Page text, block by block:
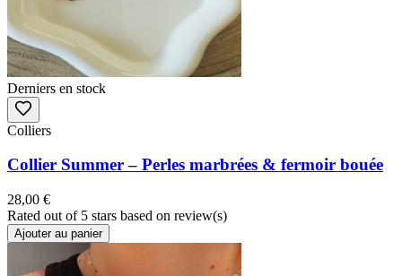
Derniers en stock
Colliers
Collier Summer – Perles marbrées & fermoir bouée
28,00 €
Rated out of 5 stars based on review(s)
Ajouter au panier